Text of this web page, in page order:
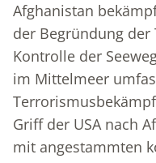
Afghanistan
der Begründung
Kontrolle der
im Mittelmeer
Griff der USA nach
mit angestammten